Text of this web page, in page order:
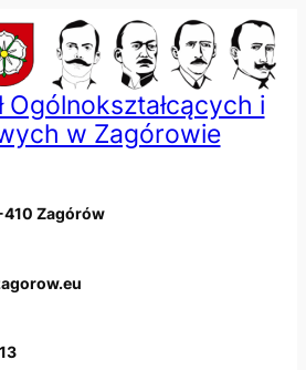
Ogólnokształcących i
w Zagórowie
410 Zagórów